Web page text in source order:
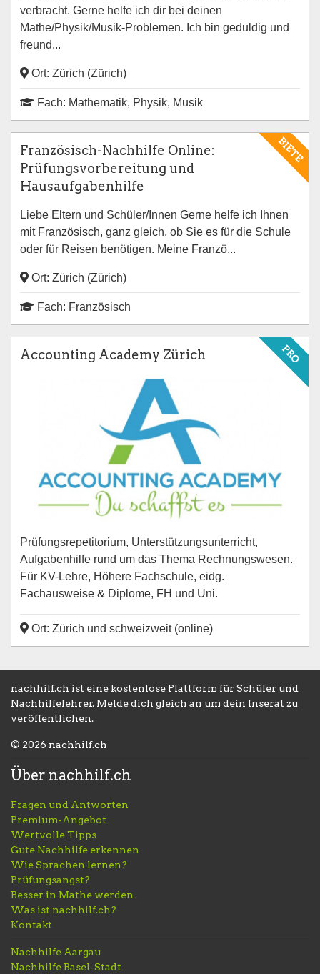
verbracht. Gerne helfe ich dir bei deinen
Mathe/Physik/Musik-Problemen. Ich bin geduldig und
freund...
Ort: Zürich (Zürich)
Fach: Mathematik, Physik, Musik
BIETE
Französisch-Nachhilfe Online:
Prüfungsvorbereitung und
Hausaufgabenhilfe
Liebe Eltern und Schüler/Innen Gerne helfe ich Ihnen
mit Französisch, ganz gleich, ob Sie es für die Schule
oder für Reisen benötigen. Meine Franzö...
Ort: Zürich (Zürich)
Fach: Französisch
PRO
Accounting Academy Zürich
Prüfungsrepetitorium, Unterstützungsunterricht,
Aufgabenhilfe rund um das Thema Rechnungswesen.
Für KV-Lehre, Höhere Fachschule, eidg.
Fachausweise & Diplome, FH und Uni.
Ort: Zürich und schweizweit (online)
nachhilf.ch ist eine kostenlose Plattform für Schüler und
Nachhilfelehrer. Melde dich gleich an um dein Inserat zu
veröffentlichen.
© 2026 nachhilf.ch
Über nachhilf.ch
Fragen und Antworten
Premium-Angebot
Wertvolle Tipps
Gute Nachhilfe erkennen
Wie Sprachen lernen?
Prüfungsangst?
Besser in Mathe werden
Was ist nachhilf.ch?
Kontakt
Nachhilfe Aargau
Nachhilfe Basel-Stadt